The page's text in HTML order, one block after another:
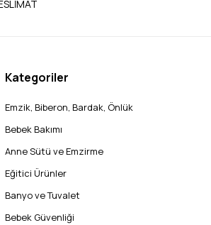
Kategoriler
Emzik, Biberon, Bardak, Önlük
Bebek Bakımı
Anne Sütü ve Emzirme
Eğitici Ürünler
Banyo ve Tuvalet
Bebek Güvenliği